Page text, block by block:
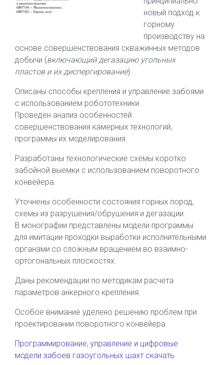
новый подход к
горному
производству на
основе совершенствования скважинных методов
добычи (включающий дегазацию угольных
пластов и их диспергирование).
Описаны способы крепления и управление забоями
с использованием робототехники.
Проведен анализ особенностей
совершенствования камерных технологий,
программы их моделирования.
Разработаны технологические схемы коротко
забойной выемки с использованием поворотного
конвейера.
Уточнены особенности состояния горных пород,
схемы из разрушения/обрушения и дегазации.
В монографии представлены модели программы
для имитации проходки выработки исполнительными
органами со сложным вращением во взаимно-
ортогональных плоскостях.
Даны рекомендации по методикам расчета
параметров анкерного крепления.
Особое внимание уделено решению проблем при
проектировании поворотного конвейера.
Программирование, управление и цифровые
модели забоев газоугольных шахт скачать